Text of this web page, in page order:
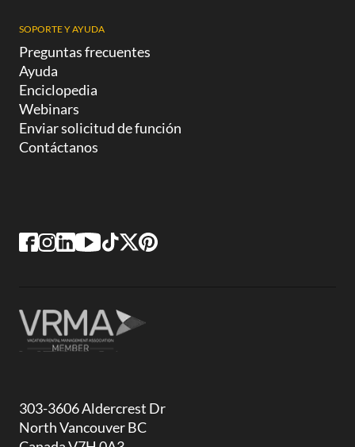
SOPORTE Y AYUDA
Preguntas frecuentes
Ayuda
Enciclopedia
Webinars
Enviar solicitud de función
Contáctanos
303-3606 Aldercrest Dr
North Vancouver BC